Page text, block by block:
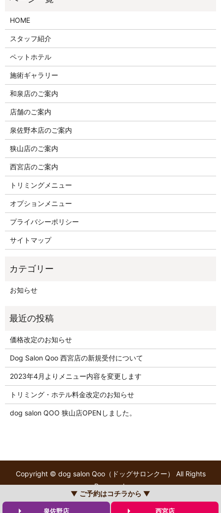
HOME
スタッフ紹介
ペットホテル
施術ギャラリー
和泉店のご案内
店舗のご案内
泉佐野本店のご案内
狭山店のご案内
西宮店のご案内
トリミングメニュー
オプションメニュー
プライバシーポリシー
サイトマップ
お知らせ
価格改定のお知らせ
Dog Salon Qoo 西宮店の新規受付について
2023年4月よりメニュー内容を変更します
トリミング・ホテル料金改定のお知らせ
dog salon QOO 狭山店OPENしました。
Copyright © dog salon Qoo（ドッグサロンクー） All Rights
Reserved.
【掲載の記事・写真・イラストなどの無断複写・転載を禁じま
▼ ご予約はコチラから ▼
泉佐野店 西宮店